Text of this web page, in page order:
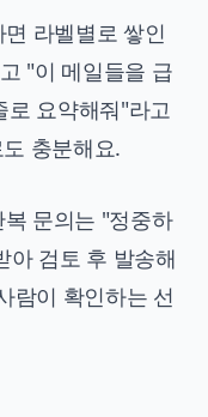
면 라벨별로 쌓인
"이 메일들을 급
요약해줘"라고
충분해요.
복 문의는 "정중하
아 검토 후 발송해
람이 확인하는 선